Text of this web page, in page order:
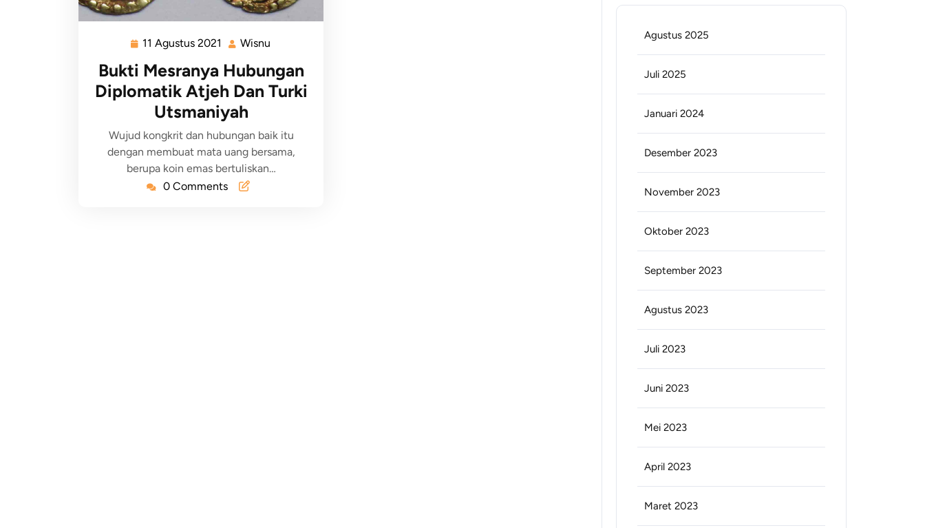
11 Agustus 2021 Wisnu
Bukti Mesranya Hubungan
Diplomatik Atjeh Dan Turki
Utsmaniyah
Wujud kongkrit dan hubungan baik itu
dengan membuat mata uang bersama,
berupa koin emas bertuliskan…
0 Comments
Agustus 2025
Juli 2025
Januari 2024
Desember 2023
November 2023
Oktober 2023
September 2023
Agustus 2023
Juli 2023
Juni 2023
Mei 2023
April 2023
Maret 2023